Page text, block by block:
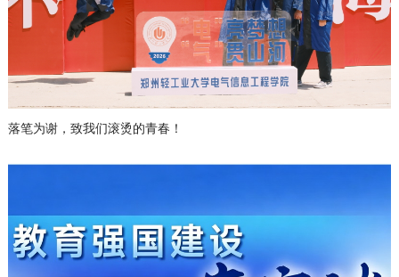
落笔为谢，致我们滚烫的青春！